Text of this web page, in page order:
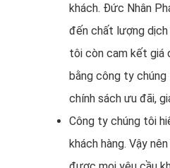
khách. Đức Nhân
đến chất lượng
tôi còn cam kết giá
bằng công ty chúng
chính sách ưu đãi,
Công ty chúng tôi
khách hàng. Vậy